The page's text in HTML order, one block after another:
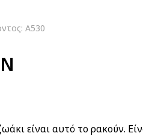
A530
είναι αυτό το ρακούν.